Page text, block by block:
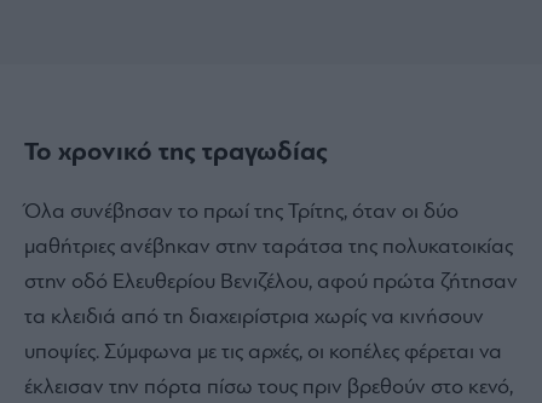
Το χρονικό της τραγωδίας
Όλα συνέβησαν το πρωί της Τρίτης, όταν οι δύο
μαθήτριες ανέβηκαν στην ταράτσα της πολυκατοικίας
στην οδό Ελευθερίου Βενιζέλου, αφού πρώτα ζήτησαν
τα κλειδιά από τη διαχειρίστρια χωρίς να κινήσουν
υποψίες. Σύμφωνα με τις αρχές, οι κοπέλες φέρεται να
έκλεισαν την πόρτα πίσω τους πριν βρεθούν στο κενό,